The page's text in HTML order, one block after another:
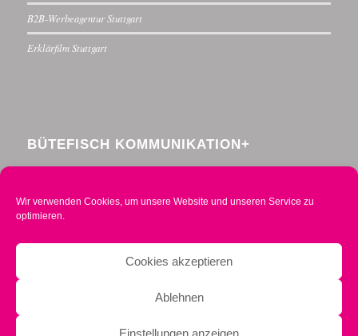
Wir verwenden Cookies, um unsere Website und unseren Service zu
optimieren.
Cookies akzeptieren
Ablehnen
Einstellungen anzeigen
B2B-Werbeagentur Stuttgart
Erklärfilm Stuttgart
BÜTEFISCH KOMMUNIKATION+
Menzelstraße 30
Telefon 0711 234376-0
info@buetefisch.de